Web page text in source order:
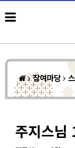
참여마당
주지스님